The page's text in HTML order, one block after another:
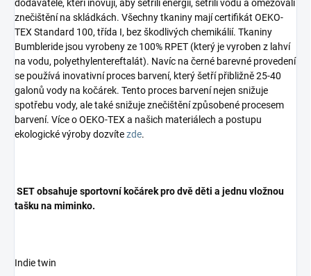
dodavatele, kteří inovují, aby šetřili energii, šetřili vodu a omezovali
znečištění na skládkách. Všechny tkaniny mají certifikát OEKO-
TEX Standard 100, třída I, bez škodlivých chemikálií. Tkaniny
Bumbleride jsou vyrobeny ze 100% RPET (který je vyroben z lahví
na vodu, polyethylentereftalát). Navíc na černé barevné provedení
se používá inovativní proces barvení, který šetří přibližně 25-40
galonů vody na kočárek. Tento proces barvení nejen snižuje
spotřebu vody, ale také snižuje znečištění způsobené procesem
barvení. Více o OEKO-TEX a našich materiálech a postupu
ekologické výroby dozvítezde.
SET obsahuje sportovní kočárek pro dvě děti a jednu vložnou
tašku na miminko.
Indie twin